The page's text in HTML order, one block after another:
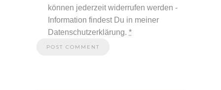
können jederzeit widerrufen werden -
Information findest Du in meiner
Datenschutzerklärung. *